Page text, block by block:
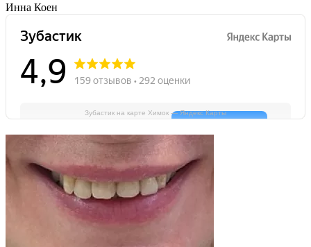
Инна Коен
Зубастик на карте Химок — Яндекс Карты